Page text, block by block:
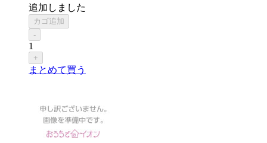
追加しました
カゴ追加
-
1
+
まとめて買う